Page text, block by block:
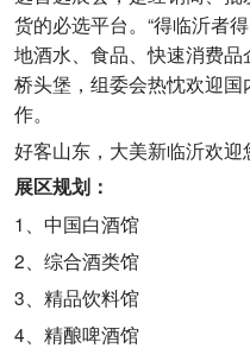
货的必选平台。“得临沂者
地酒水、食品、快速消费
桥头堡，组委会热忱欢迎
作。
好客山东，大美新临沂欢迎
展区规划：
1、中国白酒馆
2、综合酒类馆
3、精品饮料馆
4、精酿啤酒馆